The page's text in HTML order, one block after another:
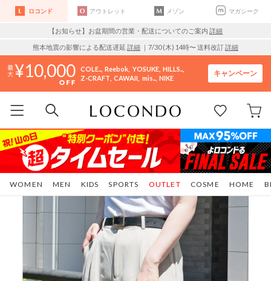
ロコンド アウトレット メゾン マガシーク
【お知らせ】お盆期間の営業・配送についてのご案内 詳細
熊本地震の影響による配送遅延 詳細 ｜7/30 (木) 14時〜 送料改訂詳細
10,000 COLE.. Reebok YOSUKE HILLS..
Z-CRAFT CAWAII mis.. NIKE
キャンペーン
WOMEN MEN KIDS SPORTS COSME HOME
OUTLET